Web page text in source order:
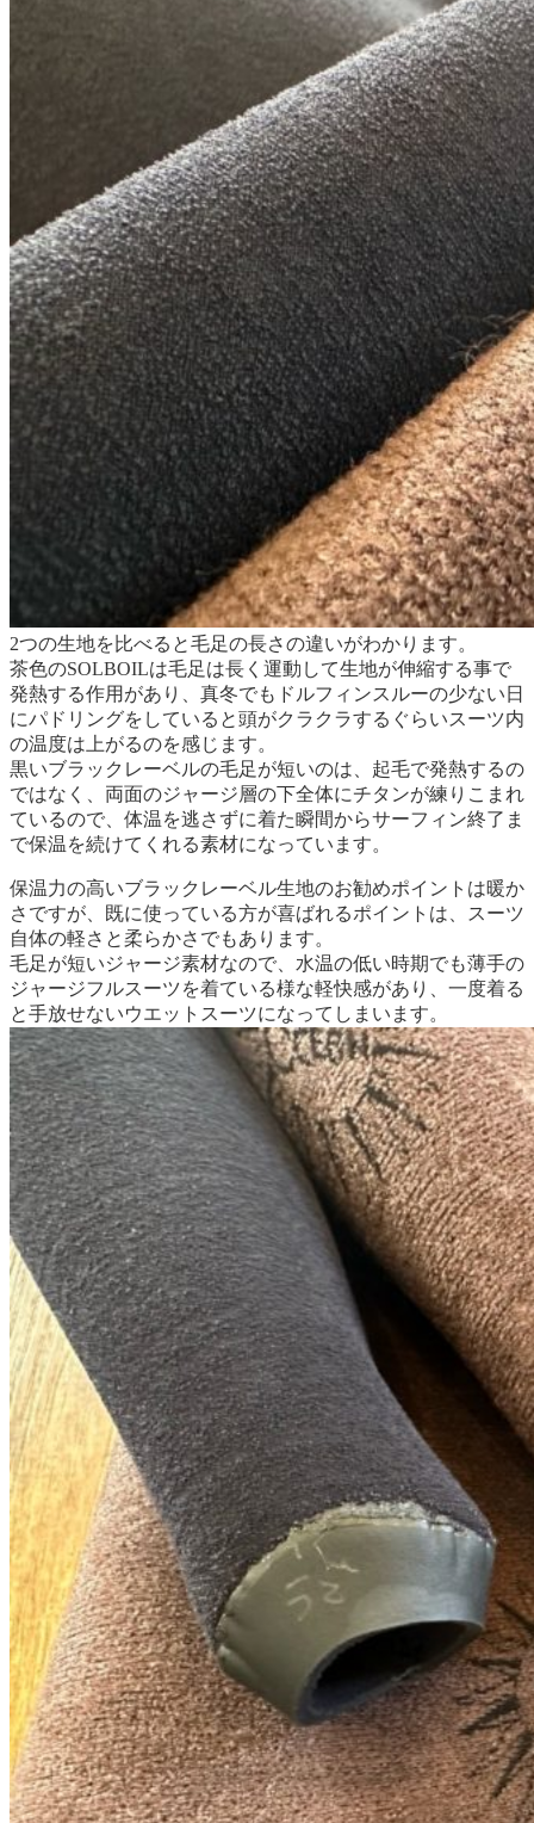
2つの生地を比べると毛足の長さの違いがわかります。
茶色のSOLBOILは毛足は長く運動して生地が伸縮する事で
発熱する作用があり、真冬でもドルフィンスルーの少ない日
にパドリングをしていると頭がクラクラするぐらいスーツ内
の温度は上がるのを感じます。
黒いブラックレーベルの毛足が短いのは、起毛で発熱するの
ではなく、両面のジャージ層の下全体にチタンが練りこまれ
ているので、体温を逃さずに着た瞬間からサーフィン終了ま
で保温を続けてくれる素材になっています。
保温力の高いブラックレーベル生地のお勧めポイントは暖か
さですが、既に使っている方が喜ばれるポイントは、スーツ
自体の軽さと柔らかさでもあります。
毛足が短いジャージ素材なので、水温の低い時期でも薄手の
ジャージフルスーツを着ている様な軽快感があり、一度着る
と手放せないウエットスーツになってしまいます。